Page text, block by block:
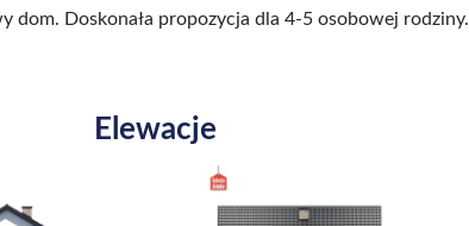
Doskonała propozycja dla 4-5 osobowej rodziny.
Elewacje